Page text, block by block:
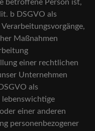
betroffene Person ist,
b DSGVO als
Maßnahmen
einer rechtlichen
Unternehmen
als
lebenswichtige
einer anderen
personenbezogener